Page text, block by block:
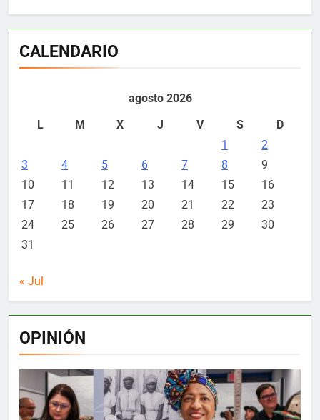
CALENDARIO
agosto 2026
L
M X J V S
D
1
2
3
4 5 6 7 8
9
10
11 12 13 14 15
16
17
18 19 20 21 22
23
24
25 26 27 28 29
30
31
« Jul
OPINIÓN